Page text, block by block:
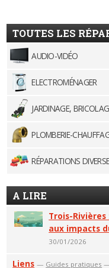
TOUTES LES
AUDIO-VIDÉO
ELECTROMÉNAGER
JARDINAGE,
PLOMBERIE-
RÉPARATIONS
A LIRE
Trois-
aux impacts
30/01/2026
Liens — Guides pratiques